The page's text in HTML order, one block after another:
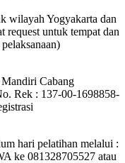
wilayah Yogyakarta dan
request untuk tempat dan
Cabang
Rek : 137-00-1698858-
hari pelatihan melalui :
ke 081328705527 atau